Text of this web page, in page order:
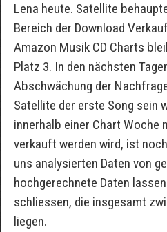
Lena heute. Satellite
Bereich der Download
Amazon Musik CD Charts
Platz 3. In den nächsten
Abschwächung der
Satellite der erste Song sein
innerhalb einer Chart Woche
verkauft werden wird, ist
uns analysierten Daten von
hochgerechnete Daten
schliessen, die insgesamt
liegen.